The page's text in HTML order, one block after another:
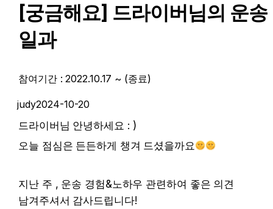
[궁금해요] 드라이버님의 운송
일과
참여기간 : 2022.10.17 ~ (종료)
judy2024-10-20
드라이버님 안녕하세요 : )
오늘 점심은 든든하게 챙겨 드셨을까요
지난 주 , 운송 경험&노하우 관련하여 좋은 의견
남겨주셔서 감사드립니다!